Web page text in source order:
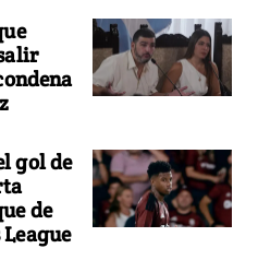
gol de
de